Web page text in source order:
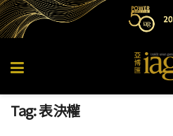
Tag:表決權